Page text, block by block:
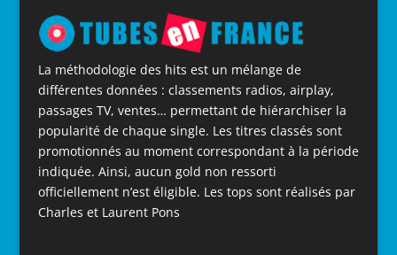
La méthodologie des hits est un mélange de
différentes données : classements radios, airplay,
passages TV, ventes… permettant de hiérarchiser la
popularité de chaque single. Les titres classés sont
promotionnés au moment correspondant à la période
indiquée. Ainsi, aucun gold non ressorti
officiellement n’est éligible. Les tops sont réalisés par
Charles et Laurent Pons